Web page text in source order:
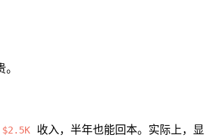
$2.5K
收入，半年也能回本。实际上，显